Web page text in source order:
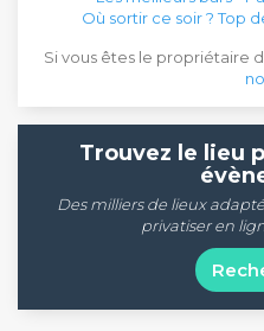
Où sortir ce soir ? Top
Si vous êtes le propriétaire
Trouvez le lieu
Des milliers de lieux
privatiser en